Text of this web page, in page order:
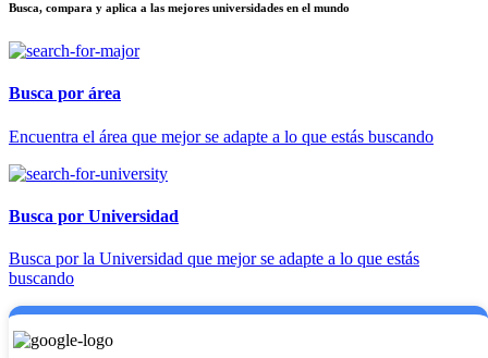
Busca, compara y aplica a las mejores universidades en el mundo
Busca por área
Encuentra el área que mejor se adapte a lo que estás buscando
Busca por Universidad
Busca por la Universidad que mejor se adapte a lo que estás
buscando